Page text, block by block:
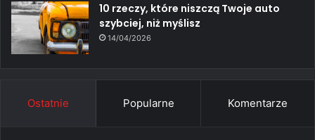
10 rzeczy, które niszczą Twoje auto
szybciej, niż myślisz
14/04/2026
Ostatnie Popularne Komentarze